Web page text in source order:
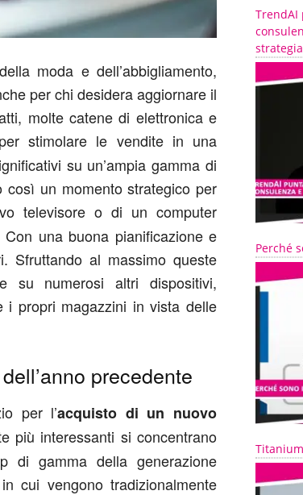
moda e dell’abbigliamento,
per chi desidera aggiornare il
molte catene di elettronica e
per stimolare le vendite in una
su un’ampia gamma di
un momento strategico per
televisore o di un computer
una buona pianificazione e
Sfruttando al massimo queste
su numerosi altri dispositivi,
i propri magazzini in vista delle
precedente
per l’acquisto di un nuovo
più interessanti si concentrano
di gamma della generazione
cui vengono tradizionalmente
TrendAI
strategia
Perché